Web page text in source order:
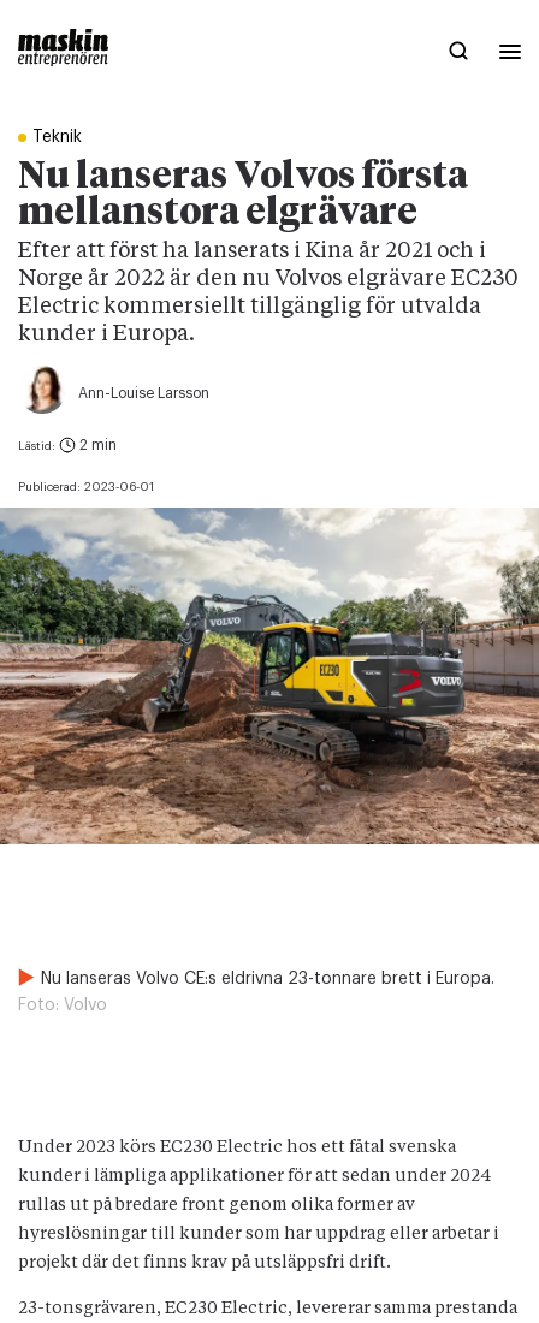
Teknik
Nu lanseras Volvos första
mellanstora elgrävare
Efter att först ha lanserats i Kina år 2021 och i
Norge år 2022 är den nu Volvos elgrävare EC230
Electric kommersiellt tillgänglig för utvalda
kunder i Europa.
Ann-Louise Larsson
Publicerad: 2023-06-01
Lästid: 2 min
Nu lanseras Volvo CE:s eldrivna 23-tonnare brett i Europa.
Foto: Volvo
Under 2023 körs EC230 Electric hos ett fåtal svenska
kunder i lämpliga applikationer för att sedan under 2024
rullas ut på bredare front genom olika former av
hyreslösningar till kunder som har uppdrag eller arbetar i
projekt där det finns krav på utsläppsfri drift.
23-tonsgrävaren, EC230 Electric, levererar samma prestanda